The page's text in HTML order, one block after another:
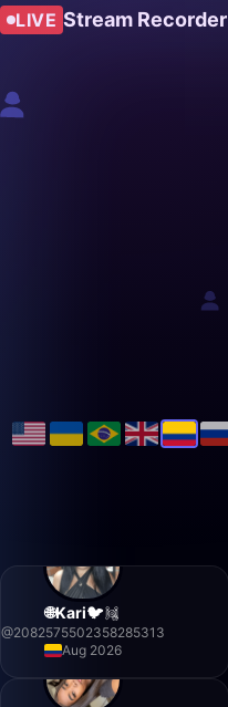
LIVE Stream Recorder
🌐Kari🐦
@2082575502358285313
Aug 2026